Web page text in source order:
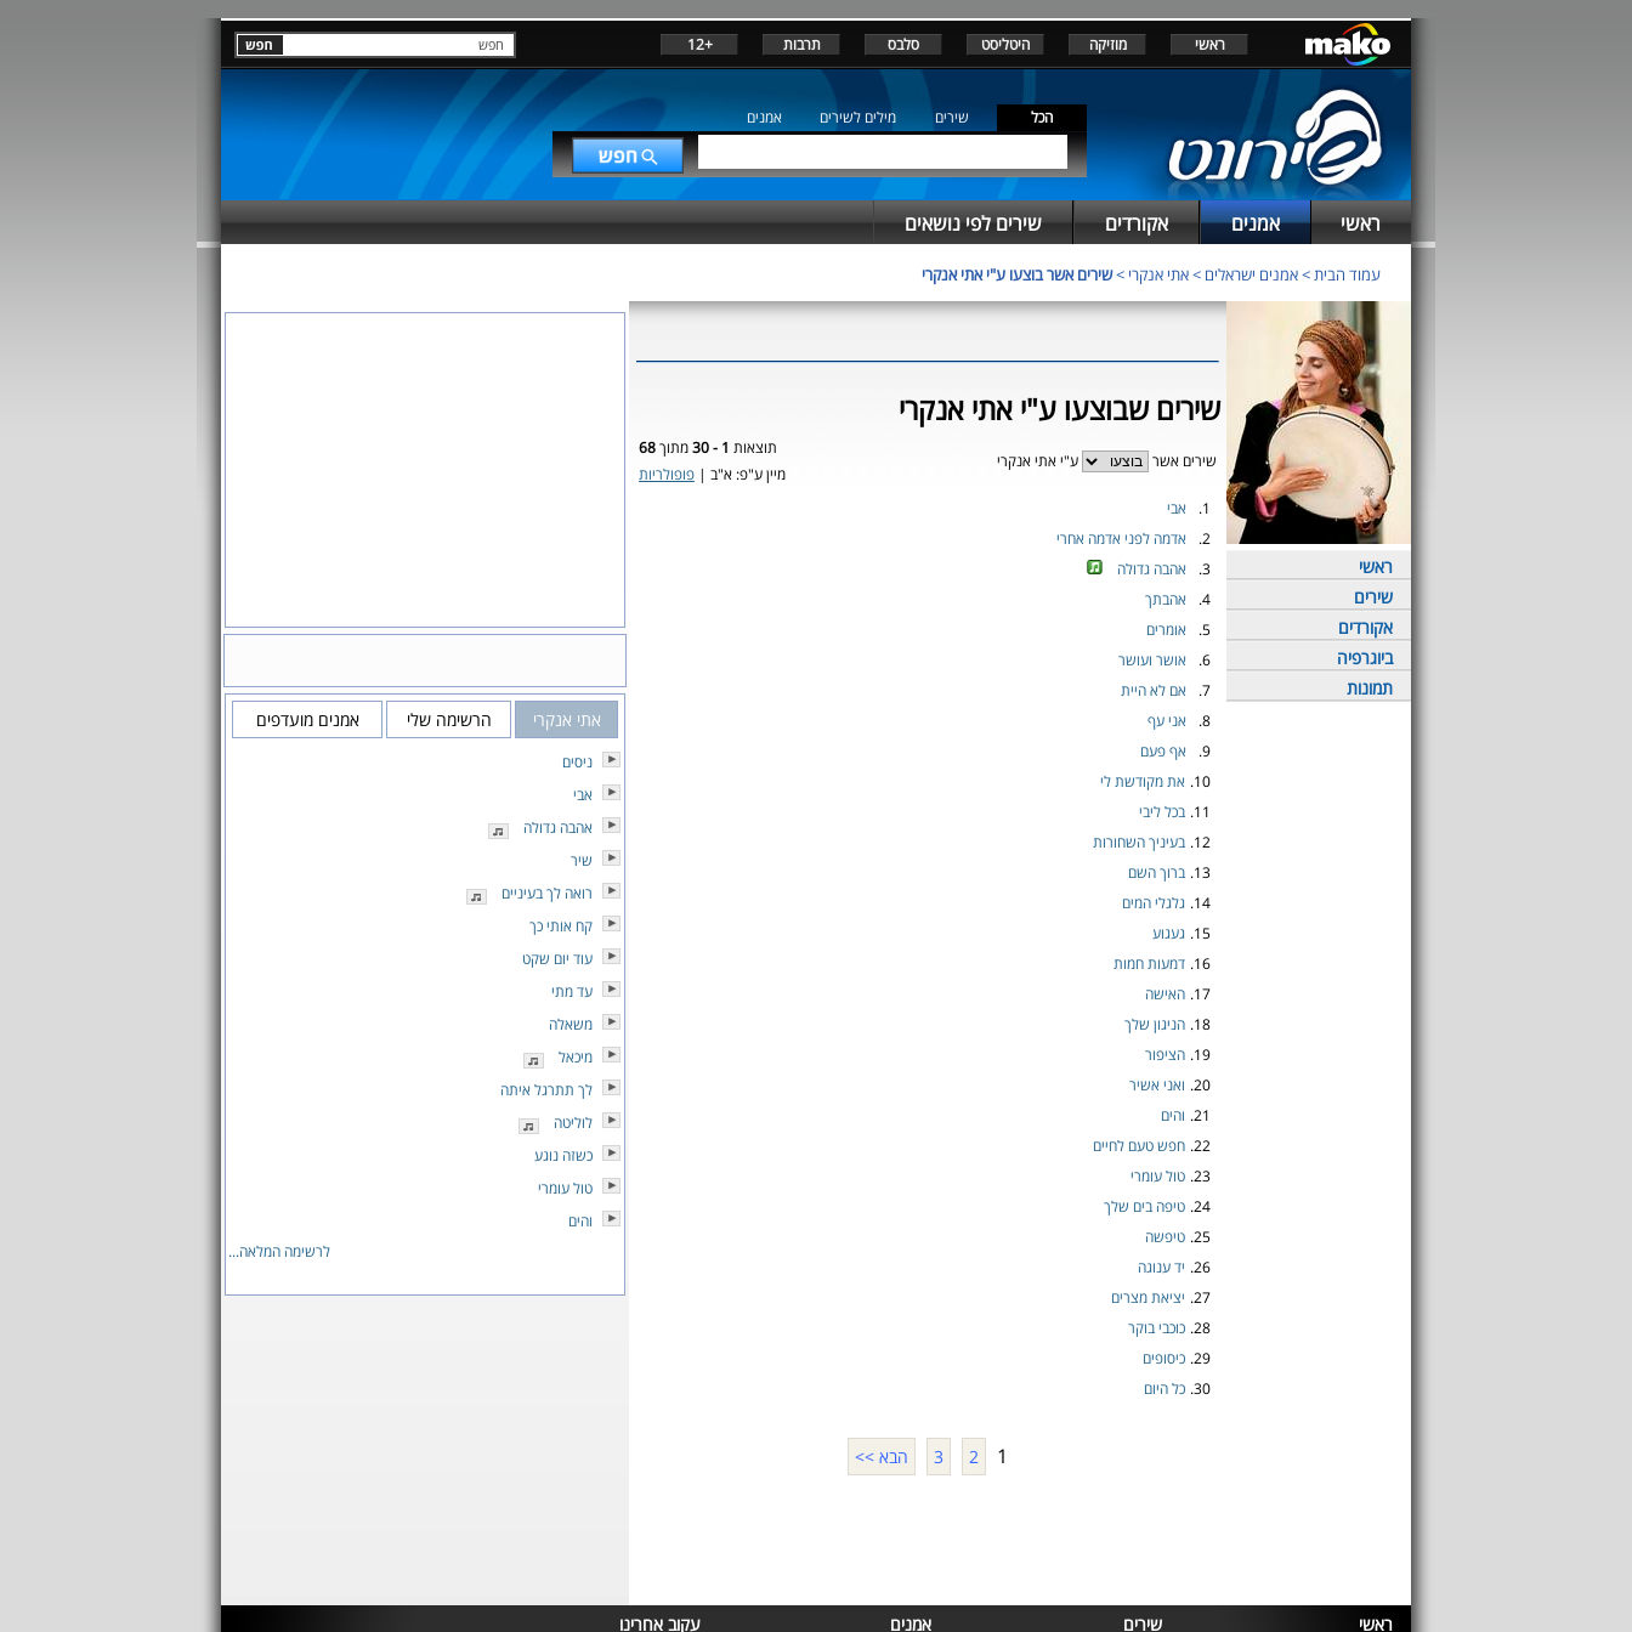
ראשי מוזיקה היטליסט סלבס תרבות +12
הכל שירים מילים לשירים אמנים
ראשי אמנים אקורדים שירים לפי נושאים
עמוד הבית>אמנים ישראלים >אתי אנקרי >שירים אשר בוצעו ע"י אתי אנקרי
ראשי
שירים
אקורדים
ביוגרפיה
תמונות
שירים שבוצעו ע"י אתי אנקרי
שירים אשר ע"י אתי אנקרי
תוצאות 1 - 30 מתוך68
מיין ע"פ: א"ב | פופולריות
1.
אבי
2.
אדמה לפני אדמה אחרי
3.
אהבה גדולה
4.
אהבתך
5.
אומרים
6.
אושר ועושר
7.
אם לא היית
8.
אני עף
9.
אף פעם
10. את מקודשת לי
11. בכל ליבי
12. בעיניך השחורות
13. ברוך השם
14. גלגלי המים
15. געגוע
16. דמעות חמות
17. האישה
18. הניגון שלך
19. הציפור
20. ואני אשיר
21. והים
22. חפש טעם לחיים
23. טול עומרי
24. טיפה בים שלך
25. טיפשה
26. יד ענוגה
27. יציאת מצרים
28. כוכבי בוקר
29. כיסופים
30. כל היום
1
2
3 הבא >>
אתי אנקרי הרשימה שלי אמנים מועדפים
ניסים
אבי
אהבה גדולה
שיר
רואה לך בעיניים
קח אותי כך
עוד יום שקט
עד מתי
משאלה
מיכאל
לך תתרגל איתה
לוליטה
כשזה נוגע
טול עומרי
והים
לרשימה המלאה...
ראשי שירים אמנים עקוב אחרינו